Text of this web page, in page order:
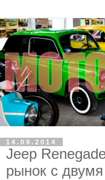
14.09.2014
Jeep
рынок с